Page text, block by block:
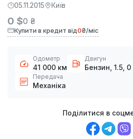
05.11.2015 Київ
0 $0 ₴
Купити в кредит від0₴/міс
Одометр
41 000 км
Двигун
Бензин, 1.5, 0
Передача
Механіка
Поділитися в